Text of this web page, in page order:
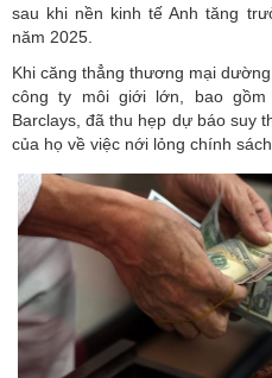
sau khi nền kinh tế Anh tăng
năm 2025.
Khi căng thẳng thương mại
công ty môi giới lớn, bao gồm
Barclays, đã thu hẹp dự báo suy
của họ về việc nới lỏng chính